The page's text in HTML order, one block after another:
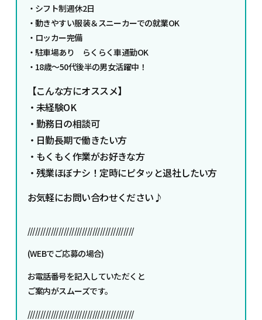
・シフト制週休2日
・動きやすい服装＆スニーカーでの就業OK
・ロッカー完備
・駐車場あり らくらく車通勤OK
・18歳～50代後半の男女活躍中！
【こんな方にオススメ】
・未経験OK
・勤務日の相談可
・日勤長期で働きたい方
・もくもく作業がお好きな方
・残業ほぼナシ！定時にピタッと退社したい方
お気軽にお問い合わせください♪
/////////////////////////////////////////
(WEBでご応募の場合)
お電話番号を記入していただくと
ご案内がスムーズです。
/////////////////////////////////////////